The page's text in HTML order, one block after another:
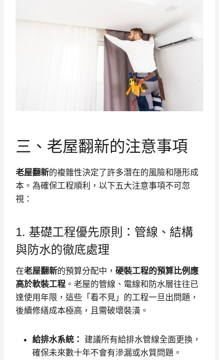
三、老屋翻新的注意事項
老屋翻新的複雜性決定了許多潛在的風險和隱形成
本。為確保工程順利，以下五大注意事項不可忽
視：
1. 基礎工程優先原則：管線、結構
與防水的徹底處理
在老屋翻新的預算分配中， 硬裝工程的預算比例應
高於軟裝工程 。老屋的管線、電線和防水層往往已
達使用年限，這些「看不見」的工程一旦出問題，
後續修繕成本極高，且需破壞裝潢。
給排水系統： 建議所有給排水管線全面更換，
確保未來數十年不會有滲漏或水質問題。